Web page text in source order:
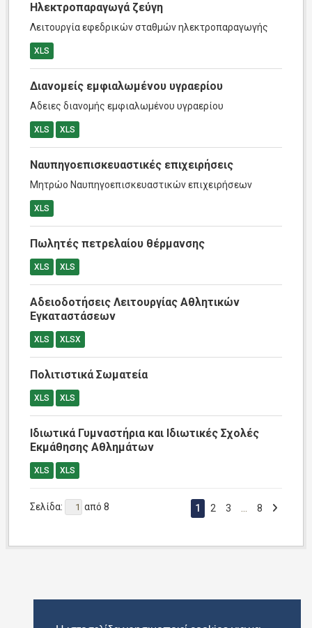
Ηλεκτροπαραγωγά ζεύγη
Λειτουργία εφεδρικών σταθμών ηλεκτροπαραγωγής
XLS
Διανομείς εμφιαλωμένου υγραερίου
Αδειες διανομής εμφιαλωμένου υγραερίου
XLS XLS
Ναυπηγοεπισκευαστικές επιχειρήσεις
Μητρώο Ναυπηγοεπισκευαστικών επιχειρήσεων
XLS
Πωλητές πετρελαίου θέρμανσης
XLS XLS
Αδειοδοτήσεις Λειτουργίας Αθλητικών
Εγκαταστάσεων
XLS XLSX
Πολιτιστικά Σωματεία
XLS XLS
Ιδιωτικά Γυμναστήρια και Ιδιωτικές Σχολές
Εκμάθησης Αθλημάτων
XLS XLS
Σελίδα: από 8 1 2 3 8